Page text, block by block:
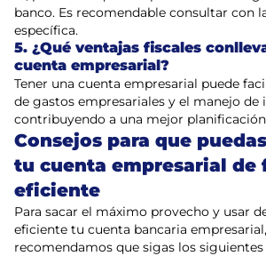
banco. Es recomendable consultar con
específica.
5. ¿Qué ventajas fiscales
cuenta empresarial?
Tener una cuenta empresarial puede
de gastos empresariales y el manejo de
contribuyendo a una mejor
Consejos para que
tu cuenta empresarial de
eficiente
Para sacar el máximo provecho y usar
eficiente tu cuenta bancaria
recomendamos que sigas los siguientes